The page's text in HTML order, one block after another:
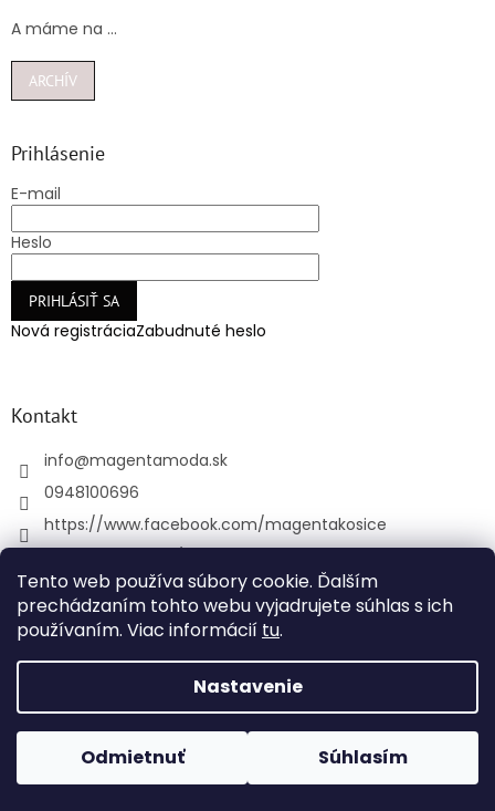
Tento web používa súbory cookie. Ďalším
prechádzaním tohto webu vyjadrujete súhlas s ich
používaním. Viac informácií tu.
Nastavenie
Odmietnuť Súhlasím
A máme na ...
ARCHÍV
Prihlásenie
E-mail
Heslo
PRIHLÁSIŤ SA
Nová registráciaZabudnuté heslo
Kontakt
info@magentamoda.sk
0948100696
https://www.facebook.com/magentakosice
+421948100696
Copyright 2026MAGENTAMODA. Všetky práva
vyhradené.
Upraviť nastavenie cookies